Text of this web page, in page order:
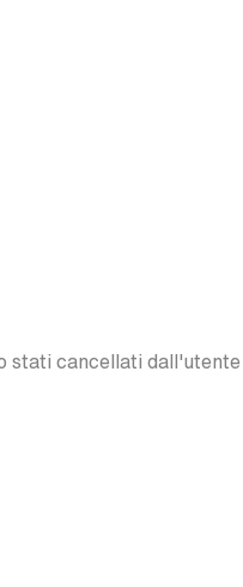
stati cancellati